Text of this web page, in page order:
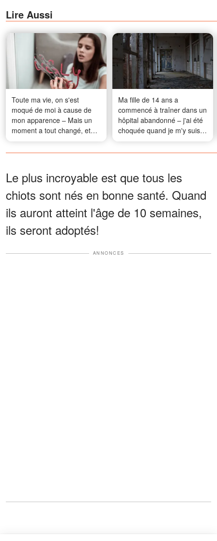
Lire Aussi
Toute ma vie, on s'est
moqué de moi à cause de
mon apparence – Mais un
moment a tout changé, et
maintenant les hommes ne
me laissent plus tranquille
Ma fille de 14 ans a
commencé à traîner dans un
hôpital abandonné – j'ai été
choquée quand je m'y suis
rendue pour la ramener à la
maison
Le plus incroyable est que tous les
chiots sont nés en bonne santé. Quand
ils auront atteint l'âge de 10 semaines,
ils seront adoptés!
ANNONCES